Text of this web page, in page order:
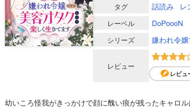
タグ 話読み レ
レーベル DoPoooN
シリーズ 嫌われ令
レビュー
レビュ
幼いころ怪我がきっかけで顔に醜い痕が残ったキャロ